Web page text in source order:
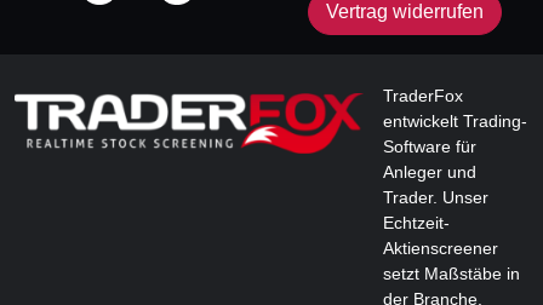
Vertrag widerrufen
TraderFox
entwickelt Trading-
Software für
Anleger und
Trader. Unser
Echtzeit-
Aktienscreener
setzt Maßstäbe in
der Branche.